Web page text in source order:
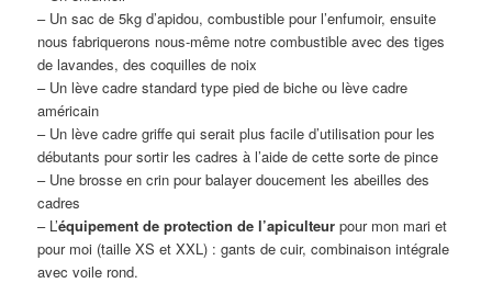
– Un sac de 5kg d’apidou, combustible pour l’enfumoir, ensuite
nous fabriquerons nous-même notre combustible avec des tiges
de lavandes, des coquilles de noix
– Un lève cadre standard type pied de biche ou lève cadre
américain
– Un lève cadre griffe qui serait plus facile d’utilisation pour les
débutants pour sortir les cadres à l’aide de cette sorte de pince
– Une brosse en crin pour balayer doucement les abeilles des
cadres
– L’équipement de protection de l’apiculteurpour mon mari et
pour moi (taille XS et XXL) : gants de cuir, combinaison intégrale
avec voile rond.